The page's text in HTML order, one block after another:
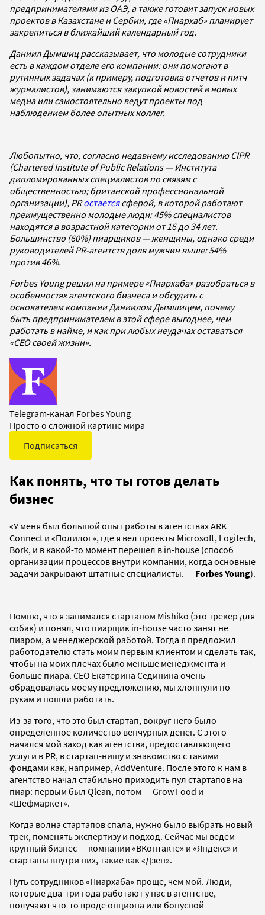
предпринимателями из ОАЭ, а также готовит запуск новых
проектов в Казахстане и Сербии, где «Пиархаб» планирует
закрепиться в ближайший календарный год.
Даниил Дымшиц рассказывает, что молодые сотрудники
есть в каждом отделе его компании: они помогают в
рутинных задачах (к примеру, подготовка отчетов и питч
журналистов), занимаются закупкой новостей в новых
медиа или самостоятельно ведут проекты под
наблюдением более опытных коллег.
Любопытно, что, согласно недавнему исследованию CIPR
(Chartered Institute of Public Relations — Института
дипломированных специалистов по связям с
общественностью; британской профессиональной
организации), PRостаетсясферой, в которой работают
преимущественно молодые люди: 45% специалистов
находятся в возрастной категории от 16 до 34 лет.
Большинство (60%) пиарщиков — женщины, однако среди
руководителей PR-агентств доля мужчин выше: 54%
против 46%.
Forbes Young решил на примере «Пиархаба» разобраться в
особенностях агентского бизнеса и обсудить с
основателем компании Даниилом Дымшицем, почему
быть предпринимателем в этой сфере выгоднее, чем
работать в найме, и как при любых неудачах оставаться
«CEO своей жизни».
Telegram-канал Forbes Young
Просто о сложной картине мира
Подписаться
Как понять, что ты готов делать
бизнес
«У меня был большой опыт работы в агентствах ARK
Connect и «Полилог», где я вел проекты Microsoft, Logitech,
Bork, и в какой-то момент перешел в in-house (способ
организации процессов внутри компании, когда основные
задачи закрывают штатные специалисты. — Forbes Young).
Помню, что я занимался стартапом Mishiko (это трекер для
собак) и понял, что пиарщик in-house часто занят не
пиаром, а менеджерской работой. Тогда я предложил
работодателю стать моим первым клиентом и сделать так,
чтобы на моих плечах было меньше менеджмента и
больше пиара. CEO Екатерина Сединина очень
обрадовалась моему предложению, мы хлопнули по
рукам и пошли работать.
Из-за того, что это был стартап, вокруг него было
определенное количество венчурных денег. С этого
начался мой заход как агентства, предоставляющего
услуги в PR, в стартап-нишу и знакомство с такими
фондами как, например, AddVenture. После этого к нам в
агентство начал стабильно приходить пул стартапов на
пиар: первым был Qlean, потом — Grow Food и
«Шефмаркет».
Когда волна стартапов спала, нужно было выбрать новый
трек, поменять экспертизу и подход. Сейчас мы ведем
крупный бизнес — компании «ВКонтакте» и «Яндекс» и
стартапы внутри них, такие как «Дзен».
Путь сотрудников «Пиархаба» проще, чем мой. Люди,
которые два-три года работают у нас в агентстве,
получают что-то вроде опциона или бонусной